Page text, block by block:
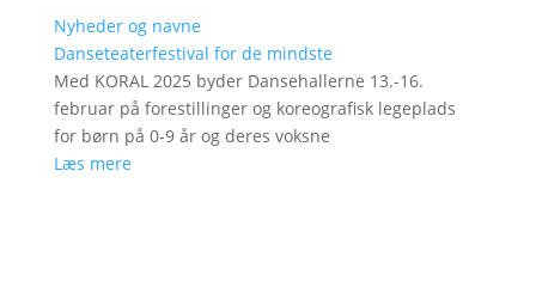
Nyheder og navne
Danseteaterfestival for de mindste
Med KORAL 2025 byder Dansehallerne 13.-16.
februar på forestillinger og koreografisk legeplads
for børn på 0-9 år og deres voksne
Læs mere